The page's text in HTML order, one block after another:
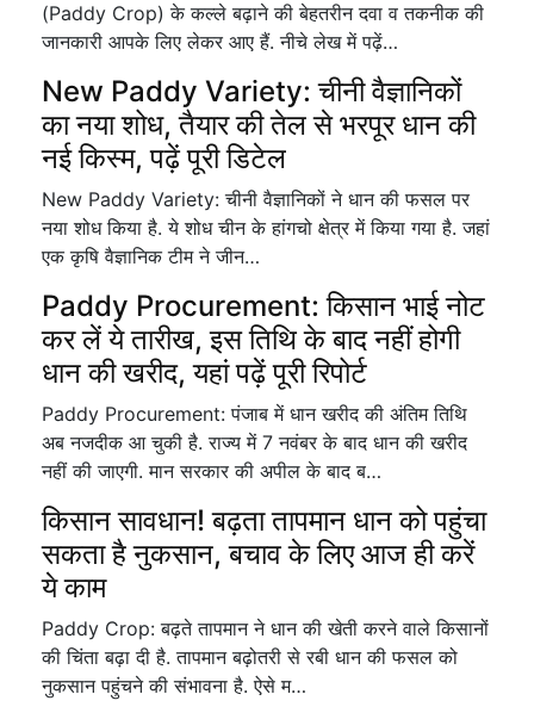
(Paddy Crop) के कल्ले बढ़ाने की बेहतरीन दवा व तकनीक की
जानकारी आपके लिए लेकर आए हैं. नीचे लेख में पढ़ें…
New Paddy Variety: चीनी वैज्ञानिकों
का नया शोध, तैयार की तेल से भरपूर धान की
नई किस्म, पढ़ें पूरी डिटेल
New Paddy Variety: चीनी वैज्ञानिकों ने धान की फसल पर
नया शोध किया है. ये शोध चीन के हांगचो क्षेत्र में किया गया है. जहां
एक कृषि वैज्ञानिक टीम ने जीन…
Paddy Procurement: किसान भाई नोट
कर लें ये तारीख, इस तिथि के बाद नहीं होगी
धान की खरीद, यहां पढ़ें पूरी रिपोर्ट
Paddy Procurement: पंजाब में धान खरीद की अंतिम तिथि
अब नजदीक आ चुकी है. राज्य में 7 नवंबर के बाद धान की खरीद
नहीं की जाएगी. मान सरकार की अपील के बाद ब…
किसान सावधान! बढ़ता तापमान धान को पहुंचा
सकता है नुकसान, बचाव के लिए आज ही करें
ये काम
Paddy Crop: बढ़ते तापमान ने धान की खेती करने वाले किसानों
की चिंता बढ़ा दी है. तापमान बढ़ोतरी से रबी धान की फसल को
नुकसान पहुंचने की संभावना है. ऐसे म…